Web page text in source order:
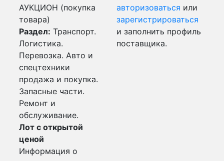
АУКЦИОН (покупка
товара)
Раздел: Транспорт.
Логистика.
Перевозка. Авто и
спецтехники
продажа и покупка.
Запасные части.
Ремонт и
обслуживание.
Лот с открытой
ценой
Информация о
авторизоваться или
зарегистрироваться
и заполнить профиль
поставщика.